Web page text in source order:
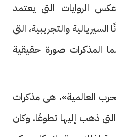
الروايات التى يعتمد
والتجريبية، التى
المذكرات صورة حقيقية
العالمية»، هى مذكرات
ذهب إليها تطوعًا، وكان